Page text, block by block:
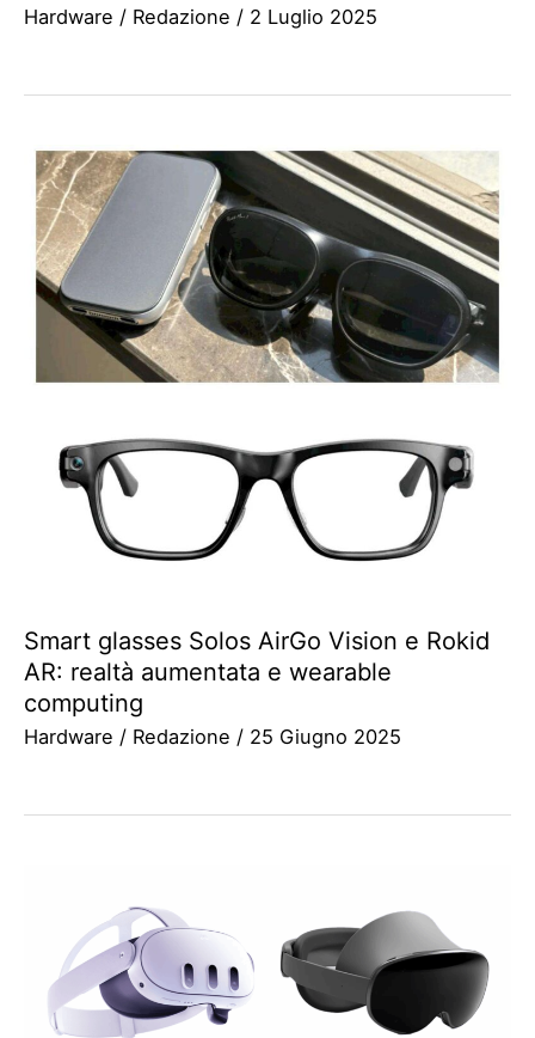
Hardware / Redazione / 2 Luglio 2025
Smart glasses Solos AirGo Vision e Rokid
AR: realtà aumentata e wearable
computing
Hardware / Redazione / 25 Giugno 2025